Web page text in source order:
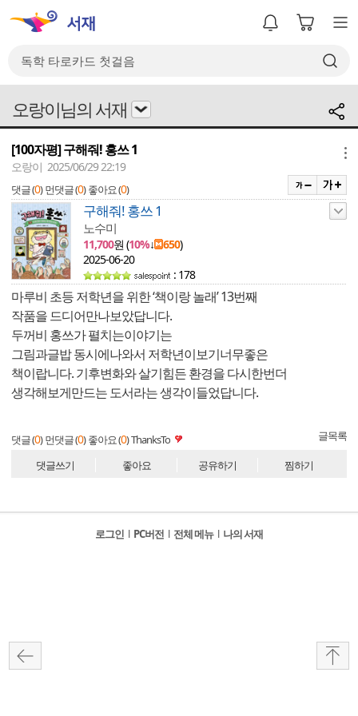
오랑이님의 서재
[100자평] 구해줘! 홍쓰 1
오랑이 2025/06/29 22:19
댓글 (0) 먼댓글 (0) 좋아요 (0)
구해줘! 홍쓰 1
노수미
11,700원 (10%↓ 650)
2025-06-20
: 178
마루비 초등 저학년을 위한 ‘책이랑 놀래’ 13번째
작품을 드디어만나보았답니다.
두꺼비 홍쓰가 펼치는이야기는
그림과글밥 동시에나와서 저학년이보기너무좋은
책이랍니다. 기후변화와 살기힘든 환경을 다시한번더
생각해보게만드는 도서라는 생각이들었답니다.
댓글 (0) 먼댓글 (0) 좋아요 (0)ThanksTo 글목록
댓글쓰기 좋아요 공유하기 찜하기
로그인 l PC버전 l 전체 메뉴 l 나의 서재